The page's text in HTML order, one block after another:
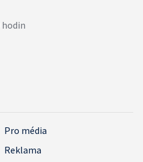
Pro média
Reklama